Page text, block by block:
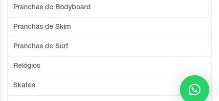
Pranchas de Bodyboard
Pranchas de Skim
Pranchas de Surf
Relógios
Skates